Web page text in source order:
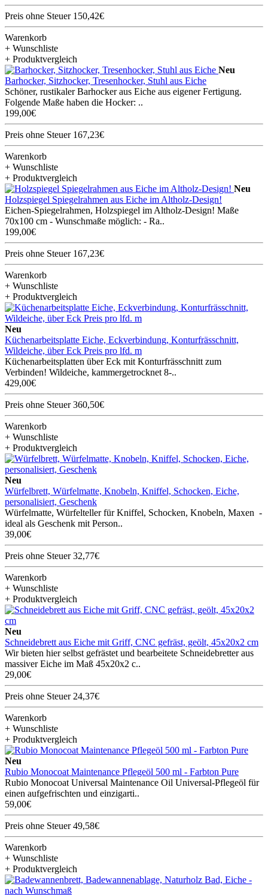
Preis ohne Steuer 150,42€
Warenkorb
+ Wunschliste
+ Produktvergleich
Neu
Barhocker, Sitzhocker, Tresenhocker, Stuhl aus Eiche
Schöner, rustikaler Barhocker aus Eiche aus eigener Fertigung.
Folgende Maße haben die Hocker: ..
199,00€
Preis ohne Steuer 167,23€
Warenkorb
+ Wunschliste
+ Produktvergleich
Neu
Holzspiegel Spiegelrahmen aus Eiche im Altholz-Design!
Eichen-Spiegelrahmen, Holzspiegel im Altholz-Design! Maße
70x100 cm - Wunschmaße möglich: - Ra..
199,00€
Preis ohne Steuer 167,23€
Warenkorb
+ Wunschliste
+ Produktvergleich
Neu
Küchenarbeitsplatte Eiche, Eckverbindung, Konturfrässchnitt,
Wildeiche, über Eck Preis pro lfd. m
Küchenarbeitsplatten über Eck mit Konturfrässchnitt zum
Verbinden! Wildeiche, kammergetrocknet 8-..
429,00€
Preis ohne Steuer 360,50€
Warenkorb
+ Wunschliste
+ Produktvergleich
Neu
Würfelbrett, Würfelmatte, Knobeln, Kniffel, Schocken, Eiche,
personalisiert, Geschenk
Würfelmatte, Würfelteller für Kniffel, Schocken, Knobeln, Maxen -
ideal als Geschenk mit Person..
39,00€
Preis ohne Steuer 32,77€
Warenkorb
+ Wunschliste
+ Produktvergleich
Neu
Schneidebrett aus Eiche mit Griff, CNC gefräst, geölt, 45x20x2 cm
Wir bieten hier selbst gefrästet und bearbeitete Schneidebretter aus
massiver Eiche im Maß 45x20x2 c..
29,00€
Preis ohne Steuer 24,37€
Warenkorb
+ Wunschliste
+ Produktvergleich
Neu
Rubio Monocoat Maintenance Pflegeöl 500 ml - Farbton Pure
Rubio Monocoat Universal Maintenance Oil Universal-Pflegeöl für
einen aufgefrischten und einzigarti..
59,00€
Preis ohne Steuer 49,58€
Warenkorb
+ Wunschliste
+ Produktvergleich